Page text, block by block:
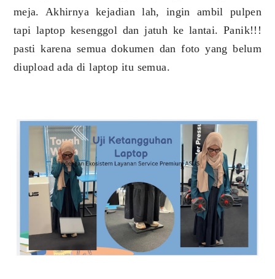
meja. Akhirnya kejadian lah, ingin ambil pulpen
tapi laptop kesenggol dan jatuh ke lantai. Panik!!!
pasti karena semua dokumen dan foto yang belum
diupload ada di laptop itu semua.